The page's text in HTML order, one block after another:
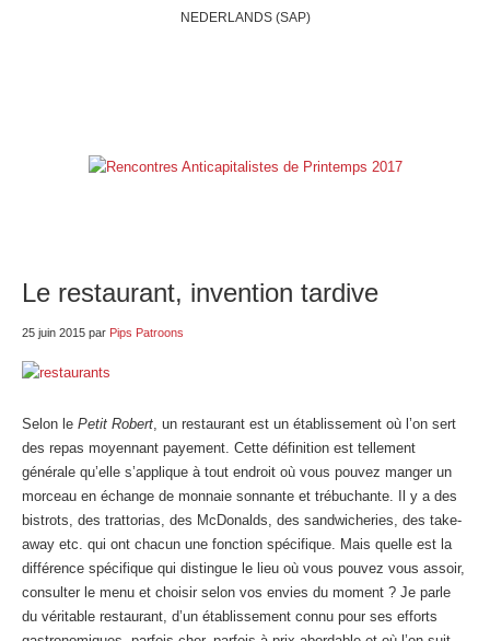
NEDERLANDS (SAP)
Le restaurant, invention tardive
25 juin 2015 par Pips Patroons
Selon le Petit Robert, un restaurant est un établissement où l’on sert
des repas moyennant payement. Cette définition est tellement
générale qu’elle s’applique à tout endroit où vous pouvez manger un
morceau en échange de monnaie sonnante et trébuchante. Il y a des
bistrots, des trattorias, des McDonalds, des sandwicheries, des take-
away etc. qui ont chacun une fonction spécifique. Mais quelle est la
différence spécifique qui distingue le lieu où vous pouvez vous assoir,
consulter le menu et choisir selon vos envies du moment ? Je parle
du véritable restaurant, d’un établissement connu pour ses efforts